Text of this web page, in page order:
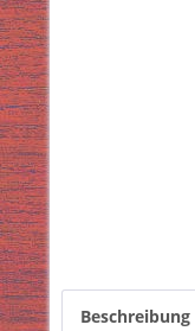
Beschreibung